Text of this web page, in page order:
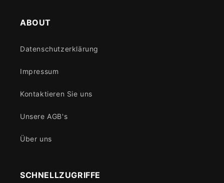
ABOUT
Datenschutzerklärung
Impressum
Kontaktieren Sie uns
Unsere AGB's
Über uns
SCHNELLZUGRIFFE